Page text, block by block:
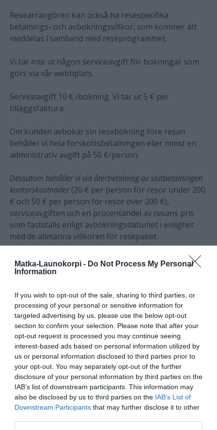
Matka-Launokorpi - Do Not Process My Personal
Information
If you wish to opt-out of the sale, sharing to third parties, or
processing of your personal or sensitive information for
targeted advertising by us, please use the below opt-out
section to confirm your selection. Please note that after your
opt-out request is processed you may continue seeing
interest-based ads based on personal information utilized by
us or personal information disclosed to third parties prior to
your opt-out. You may separately opt-out of the further
disclosure of your personal information by third parties on the
IAB’s list of downstream participants. This information may
also be disclosed by us to third parties on the IAB’s List of
Downstream Participants that may further disclose it to other
Researrangören kan också ha resespecifika
betalnings- och avbokningsvillkor, som kommer att
meddelas i samband med reseprogrammet.
Vi tar inte ut någon serviceavgift för bokningar som
görs via vår webbplats.
Serviceavgift 10 € /bokning. Vi tar ut 5 € per
tilläggsfaktura.
Om kunden avbokar sin resebokning före resan
behåller vi hela förskottsbetalningen eller minst en
administrativ avgift på 50 €/person.
Dessutom behåller vi vid återbetalning av slutbetalningen
kontorskostnader(20 € per person för resor under 200
€ och 50 € per person för resor över 200 €),
serviceavgiften och en procentandel av resans pris
som fastställs enligt avbokningsdatumet i enlighet
med de allmänna villkoren för resepaket.
Vi förbehåller oss rätten att göra ändringar i tidtabell,
pris och program.
Vi rekommenderar en reseförsäkring som inkluderar
avbeställningsskydd.
https://www.kkv.fi/kuluttaja-asiat/matkustaminen-ja-
majoitukset/matkapaketit-ja-yhdistetyt-
matkajarjestelyt/yleiset-matkapakettiehdot/#k4
Boknings- och avbokningsvillkor för dagsturer:
Researrangören kan också ha resespecifika
betalnings- och avbokningsvillkor, som kommer att
meddelas i samband med resplanen.